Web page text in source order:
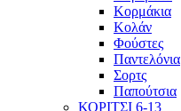
Κορμάκια
Κολάν
Φούστες
Παντελόνια
Σορτς
Παπούτσια
ΚΟΡΙΤΣΙ 6-13